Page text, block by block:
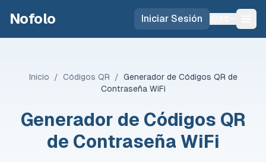
Nofolo Iniciar Sesión
Inicio / Códigos QR / Generador de Códigos QR de
Contraseña WiFi
Generador de Códigos QR
de Contraseña WiFi